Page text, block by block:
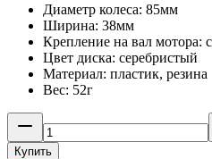
Диаметр колеса: 85мм
Ширина: 38мм
Крепление на вал мотора:
Цвет диска: серебристый
Материал: пластик, резина
Вес: 52г
Купить